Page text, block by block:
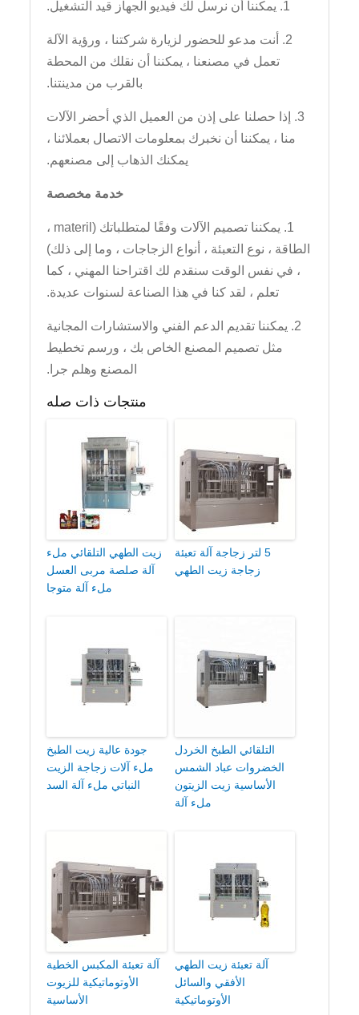
1. يمكننا أن نرسل لك فيديو الجهاز قيد التشغيل.
2. أنت مدعو للحضور لزيارة شركتنا ، ورؤية الآلة
تعمل في مصنعنا ، يمكننا أن نقلك من المحطة
بالقرب من مدينتنا.
3. إذا حصلنا على إذن من العميل الذي أحضر الآلات
منا ، يمكننا أن نخبرك بمعلومات الاتصال بعملائنا ،
يمكنك الذهاب إلى مصنعهم.
خدمة مخصصة
1. يمكننا تصميم الآلات وفقًا لمتطلباتك (materil ،
الطاقة ، نوع التعبئة ، أنواع الزجاجات ، وما إلى ذلك)
، في نفس الوقت سنقدم لك اقتراحنا المهني ، كما
تعلم ، لقد كنا في هذا الصناعة لسنوات عديدة.
2. يمكننا تقديم الدعم الفني والاستشارات المجانية
مثل تصميم المصنع الخاص بك ، ورسم تخطيط
المصنع وهلم جرا.
منتجات ذات صله
5 لتر زجاجة آلة تعبئة
زجاجة زيت الطهي
زيت الطهي التلقائي ملء
آلة صلصة مربى العسل
ملء آلة متوجا
التلقائي الطبخ الخردل
الخضروات عباد الشمس
الأساسية زيت الزيتون
ملء آلة
جودة عالية زيت الطبخ
ملء آلات زجاجة الزيت
النباتي ملء آلة السد
آلة تعبئة زيت الطهي
الأفقي والسائل
الأوتوماتيكية
آلة تعبئة المكبس الخطية
الأوتوماتيكية للزيوت
الأساسية